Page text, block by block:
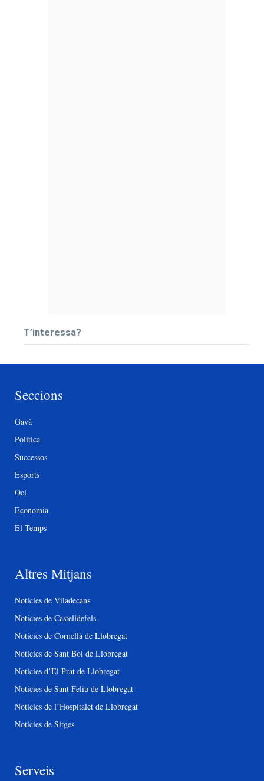
T’interessa?
Seccions
Gavà
Política
Successos
Esports
Oci
Economia
El Temps
Altres Mitjans
Notícies de Viladecans
Notícies de Castelldefels
Notícies de Cornellà de Llobregat
Notícies de Sant Boi de Llobregat
Notícies d’El Prat de Llobregat
Notícies de Sant Feliu de Llobregat
Notícies de l’Hospitalet de Llobregat
Notícies de Sitges
Serveis